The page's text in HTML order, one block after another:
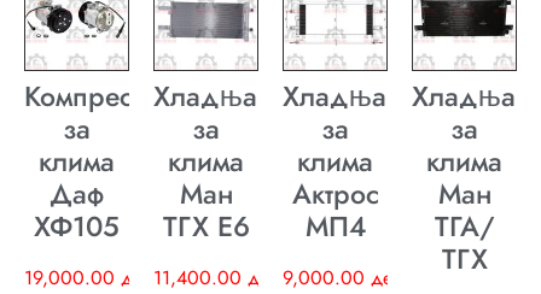
Компресор
за
клима
Даф
ХФ105
19,000.00 ден
Хладњак
за
клима
Ман
ТГХ E6
11,400.00 ден
Хладњак
за
клима
Актрос
МП4
9,000.00 ден
Хладњак
за
клима
Ман
ТГА/
ТГХ